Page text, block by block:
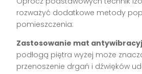
rozważyć dodatkowe metody
pomieszczenia:
Zastosowanie mat
podłogą piętra wyżej może
przenoszenie drgań i dźwięków